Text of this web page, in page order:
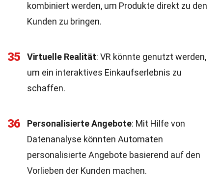
kombiniert werden, um Produkte direkt zu den
Kunden zu bringen.
35 Virtuelle Realität: VR könnte genutzt werden,
um ein interaktives Einkaufserlebnis zu
schaffen.
36 Personalisierte Angebote: Mit Hilfe von
Datenanalyse könnten Automaten
personalisierte Angebote basierend auf den
Vorlieben der Kunden machen.